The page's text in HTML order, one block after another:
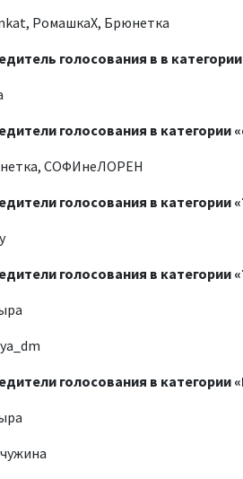
РомашкаX, Брюнетка
голосования в в
голосования в категории
СОФИнеЛОРЕН
голосования в категории
голосования в категории
голосования в категории